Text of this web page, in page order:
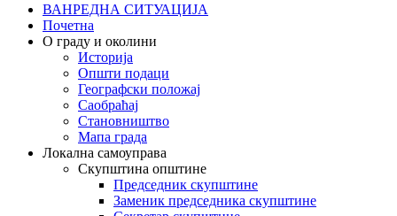
ВАНРЕДНА СИТУАЦИЈА
Почетна
О граду и околини
Историја
Општи подаци
Географски положај
Саобраћај
Становништво
Мапа града
Локална самоуправа
Скупштина општине
Председник скупштине
Заменик председника скупштине